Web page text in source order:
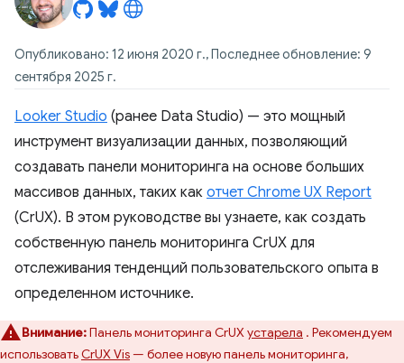
Опубликовано: 12 июня 2020 г., Последнее обновление: 9
сентября 2025 г.
Looker Studio (ранее Data Studio) — это мощный
инструмент визуализации данных, позволяющий
создавать панели мониторинга на основе больших
массивов данных, таких как отчет Chrome UX Report
(CrUX). В этом руководстве вы узнаете, как создать
собственную панель мониторинга CrUX для
отслеживания тенденций пользовательского опыта в
определенном источнике.
Внимание:Панель мониторинга CrUXустарела . Рекомендуем
использоватьCrUX Vis— более новую панель мониторинга,